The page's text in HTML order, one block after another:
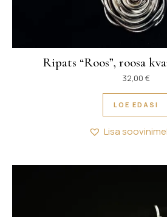
Ripats “Roos”, roosa
32,00 €
LOE EDASI
Lisa